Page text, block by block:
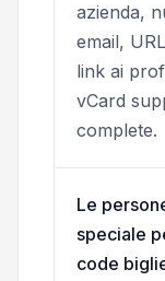
azienda,
email,
link ai
vCard
complete.
Le
speciale
code